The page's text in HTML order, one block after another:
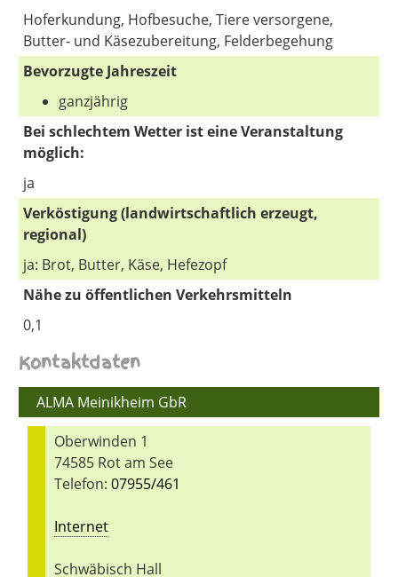
Hoferkundung, Hofbesuche, Tiere versorgene,
Butter- und Käsezubereitung, Felderbegehung
Bevorzugte Jahreszeit
ganzjährig
Bei schlechtem Wetter ist eine Veranstaltung
möglich:
ja
Verköstigung (landwirtschaftlich erzeugt,
regional)
ja: Brot, Butter, Käse, Hefezopf
Nähe zu öffentlichen Verkehrsmitteln
0,1
Kontaktdaten
ALMA Meinikheim GbR
Oberwinden 1
74585 Rot am See
Telefon:07955/461
Internet
Schwäbisch Hall